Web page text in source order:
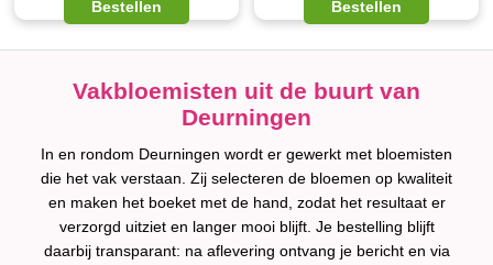
Bestellen Bestellen
Vakbloemisten uit de buurt van
Deurningen
In en rondom Deurningen wordt er gewerkt met bloemisten
die het vak verstaan. Zij selecteren de bloemen op kwaliteit
en maken het boeket met de hand, zodat het resultaat er
verzorgd uitziet en langer mooi blijft. Je bestelling blijft
daarbij transparant: na aflevering ontvang je bericht en via